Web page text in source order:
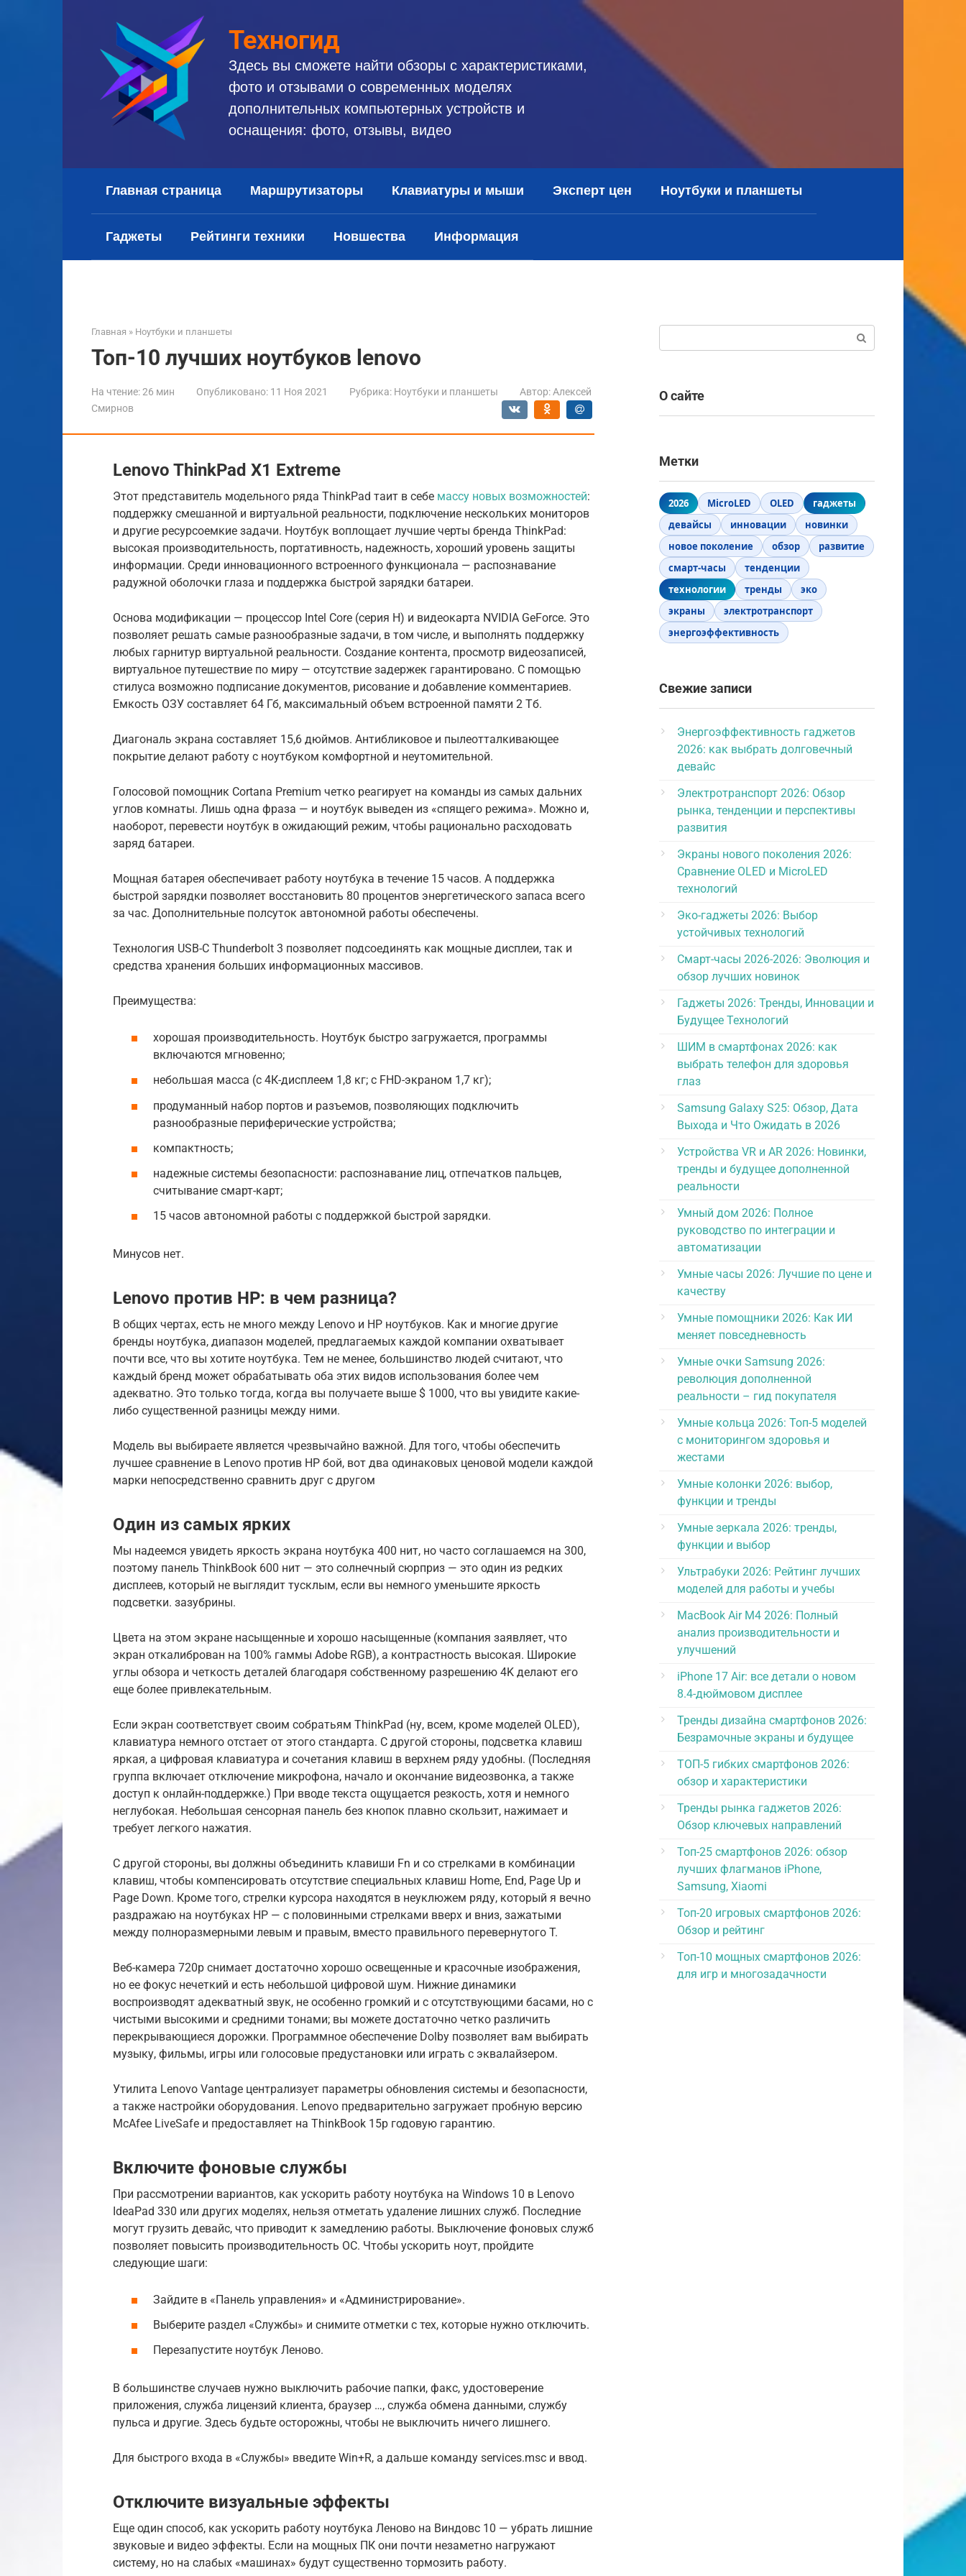
Техногид
Здесь вы сможете найти обзоры с характеристиками,
фото и отзывами о современных моделях
дополнительных компьютерных устройств и
оснащения: фото, отзывы, видео
Главная страница Маршрутизаторы Клавиатуры и мыши Эксперт цен Ноутбуки и планшеты
Гаджеты Рейтинги техники Новшества Информация
Главная » Ноутбуки и планшеты
Топ-10 лучших ноутбуков lenovo
На чтение:26 мин Опубликовано: 11 Ноя 2021 Рубрика: Ноутбуки и планшеты Автор: Алексей
Смирнов
Lenovo ThinkPad X1 Extreme
Этот представитель модельного ряда ThinkPad таит в себе массу новых возможностей:
поддержку смешанной и виртуальной реальности, подключение нескольких мониторов
и другие ресурсоемкие задачи. Ноутбук воплощает лучшие черты бренда ThinkPad:
высокая производительность, портативность, надежность, хороший уровень защиты
информации. Среди инновационного встроенного функционала — распознавание
радужной оболочки глаза и поддержка быстрой зарядки батареи.
Основа модификации — процессор Intel Core (серия Н) и видеокарта NVIDIA GeForce. Это
позволяет решать самые разнообразные задачи, в том числе, и выполнять поддержку
любых гарнитур виртуальной реальности. Создание контента, просмотр видеозаписей,
виртуальное путешествие по миру — отсутствие задержек гарантировано. С помощью
стилуса возможно подписание документов, рисование и добавление комментариев.
Емкость ОЗУ составляет 64 Гб, максимальный объем встроенной памяти 2 Тб.
Диагональ экрана составляет 15,6 дюймов. Антибликовое и пылеотталкивающее
покрытие делают работу с ноутбуком комфортной и неутомительной.
Голосовой помощник Cortana Premium четко реагирует на команды из самых дальних
углов комнаты. Лишь одна фраза — и ноутбук выведен из «спящего режима». Можно и,
наоборот, перевести ноутбук в ожидающий режим, чтобы рационально расходовать
заряд батареи.
Мощная батарея обеспечивает работу ноутбука в течение 15 часов. А поддержка
быстрой зарядки позволяет восстановить 80 процентов энергетического запаса всего
за час. Дополнительные полсуток автономной работы обеспечены.
Технология USB-C Thunderbolt 3 позволяет подсоединять как мощные дисплеи, так и
средства хранения больших информационных массивов.
Преимущества:
хорошая производительность. Ноутбук быстро загружается, программы
включаются мгновенно;
небольшая масса (с 4К-дисплеем 1,8 кг; с FHD-экраном 1,7 кг);
продуманный набор портов и разъемов, позволяющих подключить
разнообразные периферические устройства;
компактность;
надежные системы безопасности: распознавание лиц, отпечатков пальцев,
считывание смарт-карт;
15 часов автономной работы с поддержкой быстрой зарядки.
Минусов нет.
Lenovo против HP: в чем разница?
В общих чертах, есть не много между Lenovo и HP ноутбуков. Как и многие другие
бренды ноутбука, диапазон моделей, предлагаемых каждой компании охватывает
почти все, что вы хотите ноутбука. Тем не менее, большинство людей считают, что
каждый бренд может обрабатывать оба этих видов использования более чем
адекватно. Это только тогда, когда вы получаете выше $ 1000, что вы увидите какие-
либо существенной разницы между ними.
Модель вы выбираете является чрезвычайно важной. Для того, чтобы обеспечить
лучшее сравнение в Lenovo против HP бой, вот два одинаковых ценовой модели каждой
марки непосредственно сравнить друг с другом
Один из самых ярких
Мы надеемся увидеть яркость экрана ноутбука 400 нит, но часто соглашаемся на 300,
поэтому панель ThinkBook 600 нит — это солнечный сюрприз — это один из редких
дисплеев, который не выглядит тусклым, если вы немного уменьшите яркость
подсветки. зазубрины.
Цвета на этом экране насыщенные и хорошо насыщенные (компания заявляет, что
экран откалиброван на 100% гаммы Adobe RGB), а контрастность высокая. Широкие
углы обзора и четкость деталей благодаря собственному разрешению 4K делают его
еще более привлекательным.
Если экран соответствует своим собратьям ThinkPad (ну, всем, кроме моделей OLED),
клавиатура немного отстает от этого стандарта. С другой стороны, подсветка клавиш
яркая, а цифровая клавиатура и сочетания клавиш в верхнем ряду удобны. (Последняя
группа включает отключение микрофона, начало и окончание видеозвонка, а также
доступ к онлайн-поддержке.) При вводе текста ощущается резкость, хотя и немного
неглубокая. Небольшая сенсорная панель без кнопок плавно скользит, нажимает и
требует легкого нажатия.
С другой стороны, вы должны объединить клавиши Fn и со стрелками в комбинации
клавиш, чтобы компенсировать отсутствие специальных клавиш Home, End, Page Up и
Page Down. Кроме того, стрелки курсора находятся в неуклюжем ряду, который я вечно
раздражаю на ноутбуках HP — с половинными стрелками вверх и вниз, зажатыми
между полноразмерными левым и правым, вместо правильного перевернутого T.
Веб-камера 720p снимает достаточно хорошо освещенные и красочные изображения,
но ее фокус нечеткий и есть небольшой цифровой шум. Нижние динамики
воспроизводят адекватный звук, не особенно громкий и с отсутствующими басами, но с
чистыми высокими и средними тонами; вы можете достаточно четко различить
перекрывающиеся дорожки. Программное обеспечение Dolby позволяет вам выбирать
музыку, фильмы, игры или голосовые предустановки или играть с эквалайзером.
Утилита Lenovo Vantage централизует параметры обновления системы и безопасности,
а также настройки оборудования. Lenovo предварительно загружает пробную версию
McAfee LiveSafe и предоставляет на ThinkBook 15p годовую гарантию.
Включите фоновые службы
При рассмотрении вариантов, как ускорить работу ноутбука на Windows 10 в Lenovo
IdeaPad 330 или других моделях, нельзя отметать удаление лишних служб. Последние
могут грузить девайс, что приводит к замедлению работы. Выключение фоновых служб
позволяет повысить производительность ОС. Чтобы ускорить ноут, пройдите
следующие шаги:
Зайдите в «Панель управления» и «Администрирование».
Выберите раздел «Службы» и снимите отметки с тех, которые нужно отключить.
Перезапустите ноутбук Леново.
В большинстве случаев нужно выключить рабочие папки, факс, удостоверение
приложения, служба лицензий клиента, браузер …, служба обмена данными, службу
пульса и другие. Здесь будьте осторожны, чтобы не выключить ничего лишнего.
Для быстрого входа в «Службы» введите Win+R, а дальше команду services.msc и ввод.
Отключите визуальные эффекты
Еще один способ, как ускорить работу ноутбука Леново на Виндовс 10 — убрать лишние
звуковые и видео эффекты. Если на мощных ПК они почти незаметно нагружают
систему, но на слабых «машинах» будут существенно тормозить работу.
О сайте
Метки
2026 MicroLED OLED
гаджеты
девайсы
инновации
новинки
новое поколение
обзор
развитие
смарт-часы
тенденции
технологии
тренды
эко
экраны
электротранспорт
энергоэффективность
Свежие записи
Энергоэффективность гаджетов
2026: как выбрать долговечный
девайс
Электротранспорт 2026: Обзор
рынка, тенденции и перспективы
развития
Экраны нового поколения 2026:
Сравнение OLED и MicroLED
технологий
Эко-гаджеты 2026: Выбор
устойчивых технологий
Смарт-часы 2026-2026: Эволюция и
обзор лучших новинок
Гаджеты 2026: Тренды, Инновации и
Будущее Технологий
ШИМ в смартфонах 2026: как
выбрать телефон для здоровья
глаз
Samsung Galaxy S25: Обзор, Дата
Выхода и Что Ожидать в 2026
Устройства VR и AR 2026: Новинки,
тренды и будущее дополненной
реальности
Умный дом 2026: Полное
руководство по интеграции и
автоматизации
Умные часы 2026: Лучшие по цене и
качеству
Умные помощники 2026: Как ИИ
меняет повседневность
Умные очки Samsung 2026:
революция дополненной
реальности – гид покупателя
Умные кольца 2026: Топ-5 моделей
с мониторингом здоровья и
жестами
Умные колонки 2026: выбор,
функции и тренды
Умные зеркала 2026: тренды,
функции и выбор
Ультрабуки 2026: Рейтинг лучших
моделей для работы и учебы
MacBook Air M4 2026: Полный
анализ производительности и
улучшений
iPhone 17 Air: все детали о новом
8.4-дюймовом дисплее
Тренды дизайна смартфонов 2026:
Безрамочные экраны и будущее
ТОП-5 гибких смартфонов 2026:
обзор и характеристики
Тренды рынка гаджетов 2026:
Обзор ключевых направлений
Топ-25 смартфонов 2026: обзор
лучших флагманов iPhone,
Samsung, Xiaomi
Топ-20 игровых смартфонов 2026:
Обзор и рейтинг
Топ-10 мощных смартфонов 2026:
для игр и многозадачности